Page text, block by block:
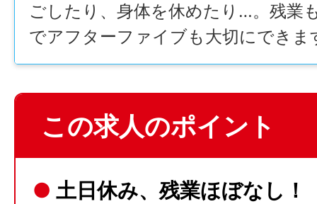
ごしたり、身体を休めたり…。残業
でアフターファイブも大切にできま
この求人のポイント
● 土日休み、残業ほぼなし！